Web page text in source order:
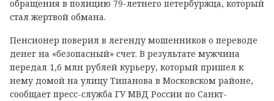
обращения в полицию 79-летнего петербуржца, который
стал жертвой обмана.
Пенсионер поверил в легенду мошенников о переводе
денег на «безопасный» счет. В результате мужчина
передал 1,6 млн рублей курьеру, который пришел к
нему домой на улицу Типанова в Московском районе,
сообщает пресс-служба ГУ МВД России по Санкт-